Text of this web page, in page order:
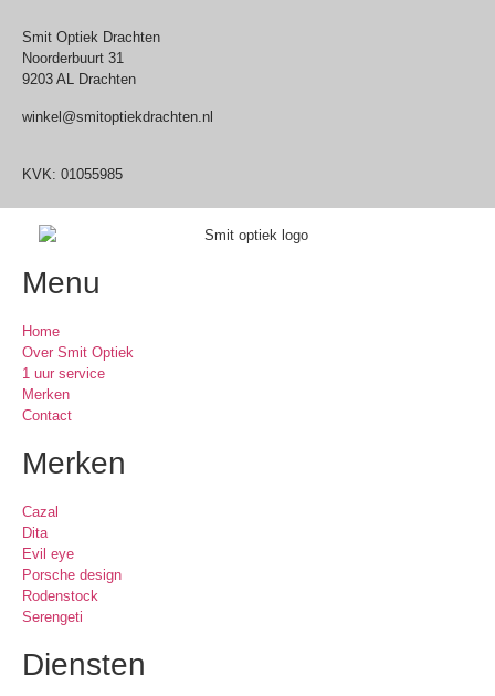
Smit Optiek Drachten
Noorderbuurt 31
9203 AL Drachten
winkel@smitoptiekdrachten.nl
KVK: 01055985
Menu
Home
Over Smit Optiek
1 uur service
Merken
Contact
Merken
Cazal
Dita
Evil eye
Porsche design
Rodenstock
Serengeti
Diensten